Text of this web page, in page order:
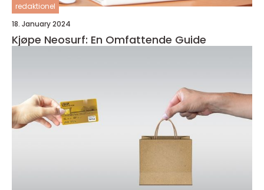
redaktionel
18. January 2024
Kjøpe Neosurf: En Omfattende Guide